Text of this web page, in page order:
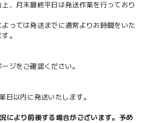
、月末最終平日は発送作業を行っており
っては発送までに通常よりお時間をいた
。
ジをご確認ください。
日以内に発送いたします。
により前後する場合がございます。予め